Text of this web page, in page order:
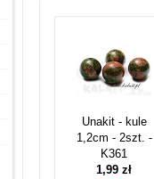
Unakit - kule
1,2cm - 2szt. -
K361
1,99 zł